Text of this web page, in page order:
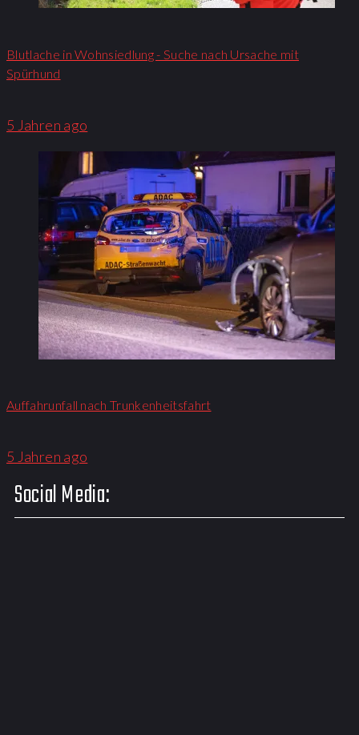
Blutlache in Wohnsiedlung - Suche nach Ursache mit
Spürhund
5 Jahren ago
Auffahrunfall nach Trunkenheitsfahrt
5 Jahren ago
Social Media: